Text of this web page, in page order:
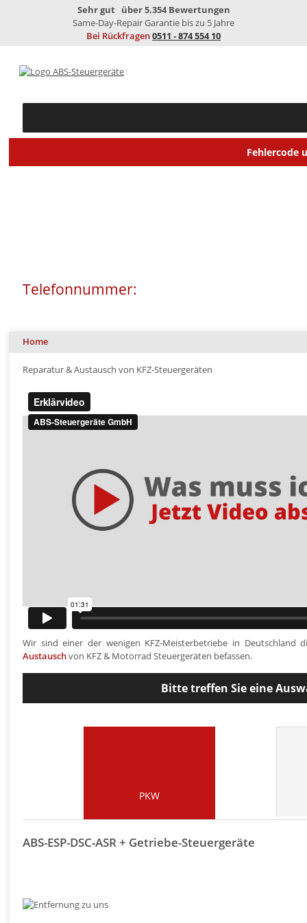
Sehr gut über 5.354 Bewertungen
Same-Day-RepairGarantie bis zu 5 Jahre
Bei Rückfragen0511 - 874 554 10
Fehlercode
Telefonnummer:
Home
Reparatur & Austausch von KFZ-Steuergeräten
Wir sind einer der wenigen KFZ-Meisterbetriebe in
Austauschvon KFZ & Motorrad Steuergeräten befassen.
Bitte treffen Sie eine
PKW
ABS-ESP-DSC-ASR + Getriebe-Steuergeräte